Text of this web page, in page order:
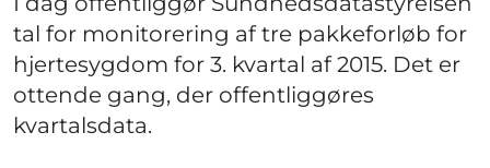
tal for monitorering af tre pakkeforløb for
hjertesygdom for 3. kvartal af 2015. Det er
ottende gang, der offentliggøres
kvartalsdata.